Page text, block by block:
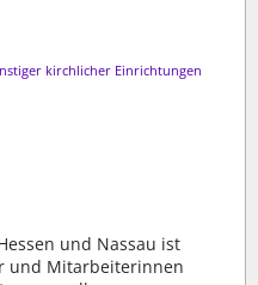
kirchlicher Einrichtungen
und Nassau ist
und Mitarbeiterinnen